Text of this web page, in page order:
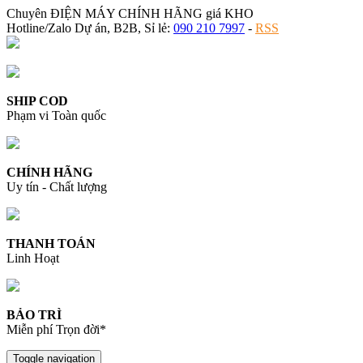
Chuyên ĐIỆN MÁY CHÍNH HÃNG giá KHO
Hotline/Zalo Dự án, B2B, Sỉ lẻ: 090 210 7997 - RSS
SHIP COD
Phạm vi Toàn quốc
CHÍNH HÃNG
Uy tín - Chất lượng
THANH TOÁN
Linh Hoạt
BẢO TRÌ
Miễn phí Trọn đời*
Toggle navigation